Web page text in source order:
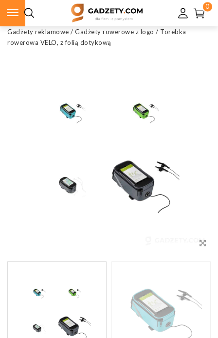
0
Gadżety reklamowe / Gadżety rowerowe z logo / Torebka
rowerowa VELO, z folią dotykową